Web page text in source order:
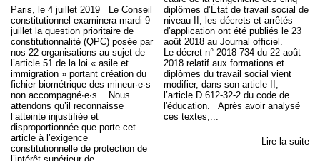
Paris, le 4 juillet 2019 Le Conseil
constitutionnel examinera mardi 9
juillet la question prioritaire de
constitutionnalité (QPC) posée par
nos 22 organisations au sujet de
l’article 51 de la loi « asile et
immigration » portant création du
fichier biométrique des mineur∙e∙s
non accompagné∙e∙s. Nous
attendons qu’il reconnaisse
l’atteinte injustifiée et
disproportionnée que porte cet
article à l’exigence
constitutionnelle de protection de
l’intérêt supérieur de...
diplômes d’État de travail social de
niveau II, les décrets et arrêtés
d’application ont été publiés le 23
août 2018 au Journal officiel.
Le décret n° 2018-734 du 22 août
2018 relatif aux formations et
diplômes du travail social vient
modifier, dans son article II,
l’article D 612-32-2 du code de
l'éducation. Après avoir analysé
ces textes,...
Lire la suite